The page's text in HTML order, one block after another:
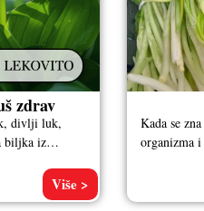
zdrav
divlji luk,
biljka iz
Više >
Kada se
organizma